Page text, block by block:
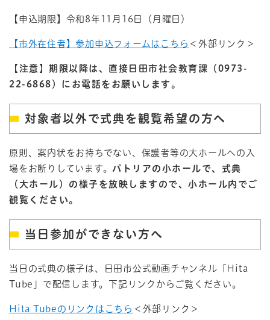
【申込期限】令和8年11月16日（月曜日）
【市外在住者】参加申込フォームはこちら ＜外部リンク＞
【注意】期限以降は、直接日田市社会教育課（0973-
22-6868）にお電話をお願いします。
対象者以外で式典を観覧希望の方へ
原則、案内状をお持ちでない、保護者等の大ホールへの入
場をお断りしています。 パトリアの小ホールで、式典
（大ホール）の様子を放映しますので、小ホール内でご
観覧ください。
当日参加ができない方へ
当日の式典の様子は、日田市公式動画チャンネル「Hita
Tube」で配信します。下記リンクからご覧ください。
Hita Tubeのリンクはこちら ＜外部リンク＞